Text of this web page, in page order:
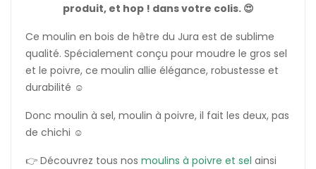
produit, et hop ! dans votre colis. 😍
Ce moulin en bois de hêtre du Jura est de sublime
qualité. Spécialement conçu pour moudre le gros sel
et le poivre, ce moulin allie élégance, robustesse et
durabilité ☺️
Donc moulin à sel, moulin à poivre, il fait les deux, pas
de chichi ☺️
👉 Découvrez tous nos moulins à poivre et sel ainsi